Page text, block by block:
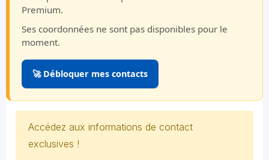
Premium.
Ses coordonnées ne sont pas disponibles pour le
moment.
🚀 Débloquer mes contacts
Accédez aux informations de contact
exclusives !